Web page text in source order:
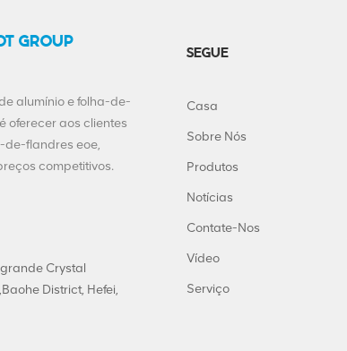
GROUP
alumínio e folha-de-
oferecer aos clientes
de-flandres eoe,
competitivos.
Crystal
District, Hefei,
SEGUE
Casa
Sobre Nós
Produtos
Notícias
Contate-Nos
Vídeo
Serviço